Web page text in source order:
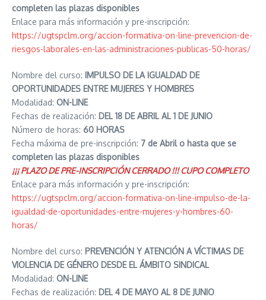
completen las plazas disponibles
Enlace para más información y pre-inscripción:
https://ugtspclm.org/accion-formativa-on-line-prevencion-de-
riesgos-laborales-en-las-administraciones-publicas-50-horas/
Nombre del curso: IMPULSO DE LA IGUALDAD DE
OPORTUNIDADES ENTRE MUJERES Y HOMBRES
Modalidad: ON-LINE
Fechas de realización: DEL 18 DE ABRIL AL 1 DE JUNIO
Número de horas: 60 HORAS
Fecha máxima de pre-inscripción: 7 de Abril o hasta que se
completen las plazas disponibles
¡¡¡ PLAZO DE PRE-INSCRIPCIÓN CERRADO !!! CUPO COMPLETO
Enlace para más información y pre-inscripción:
https://ugtspclm.org/accion-formativa-on-line-impulso-de-la-
igualdad-de-oportunidades-entre-mujeres-y-hombres-60-
horas/
Nombre del curso: PREVENCIÓN Y ATENCIÓN A VÍCTIMAS DE
VIOLENCIA DE GÉNERO DESDE EL ÁMBITO SINDICAL
Modalidad: ON-LINE
Fechas de realización: DEL 4 DE MAYO AL 8 DE JUNIO